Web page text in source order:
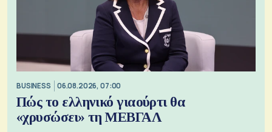
BUSINESS 06.08.2026, 07:00
Πώς το ελληνικό γιαούρτι θα
«χρυσώσει» τη ΜΕΒΓΑΛ